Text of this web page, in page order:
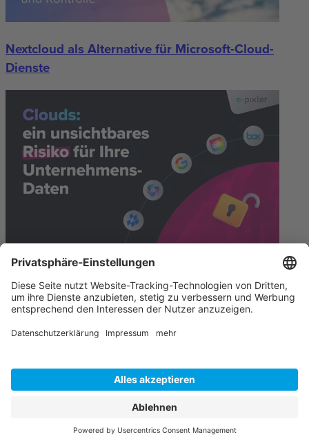
Nextcloud als Alternative für Microsoft-Cloud-
Dienste
Cloud-Lösungen ohne Kompromisse
Alle Artikel anzeigen
Sie suchen professionelle Hosting-
Schreiben Sie uns gern oder rufen Sie uns an unter